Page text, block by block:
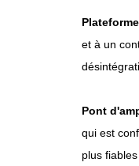
et à un
Pont
qui est
plus